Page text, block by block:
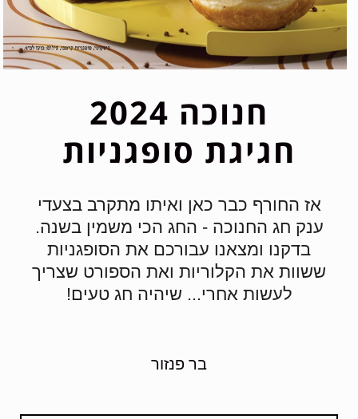
חנוכה 2024
חגיגת סופגניות
אז החורף כבר כאן ואיתו מתקרב בצעדי
ענק חג החנוכה - החג הכי משמין בשנה.
בדקנו ומצאנו עבורכם את הסופגניות
ששוות את הקלוריות ואת הספורט שצריך
לעשות אחרי... שיהיה חג טעים!
בר פנזור